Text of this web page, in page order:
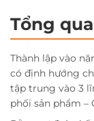
Tổng
Thành lập vào
có định hướng
tập trung vào 3
phối sản phẩm –